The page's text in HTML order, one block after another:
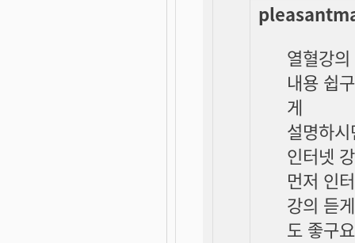
열혈강
내용 쉽
게
설명하
인터넷
먼저 인
강의 듣
도 좋구